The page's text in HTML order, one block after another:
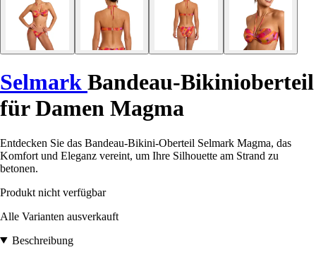
Selmark Bandeau-Bikinioberteil
für Damen Magma
Entdecken Sie das Bandeau-Bikini-Oberteil Selmark Magma, das
Komfort und Eleganz vereint, um Ihre Silhouette am Strand zu
betonen.
Produkt nicht verfügbar
Alle Varianten ausverkauft
Beschreibung